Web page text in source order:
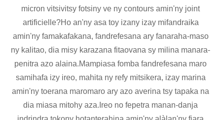
micron vitsivitsy fotsiny ve ny contours amin'ny joint
artificielle?Ho an'ny asa toy izany izay mifandraika
amin'ny famakafakana, fandrefesana ary fanaraha-maso
ny kalitao, dia misy karazana fitaovana sy milina manara-
penitra azo alaina.Mampiasa fomba fandrefesana maro
samihafa izy ireo, mahita ny refy mitsikera, izay marina
amin'ny toerana maromaro ary azo averina tsy tapaka na
dia miasa mitohy aza.Ireo no fepetra manan-danja